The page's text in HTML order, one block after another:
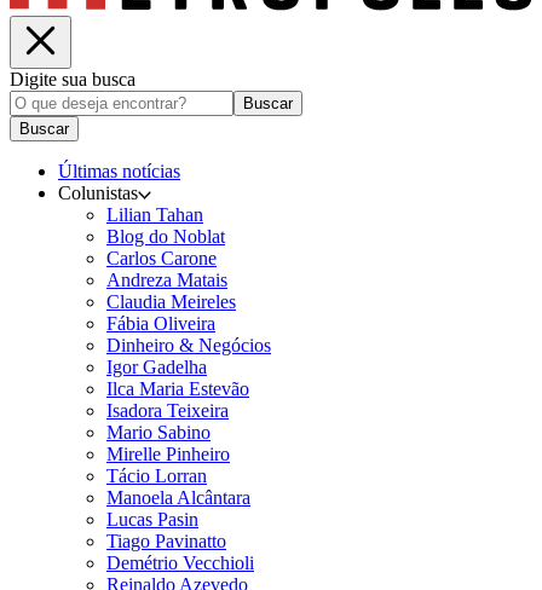
Digite sua busca
Buscar
Buscar
Últimas notícias
Colunistas
Lilian Tahan
Blog do Noblat
Carlos Carone
Andreza Matais
Claudia Meireles
Fábia Oliveira
Dinheiro & Negócios
Igor Gadelha
Ilca Maria Estevão
Isadora Teixeira
Mario Sabino
Mirelle Pinheiro
Tácio Lorran
Manoela Alcântara
Lucas Pasin
Tiago Pavinatto
Demétrio Vecchioli
Reinaldo Azevedo